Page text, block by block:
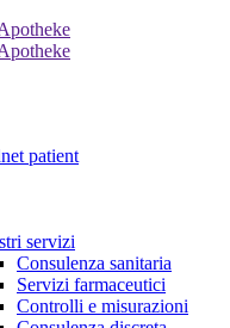
patient
servizi
Consulenza sanitaria
Servizi farmaceutici
Controlli e misurazioni